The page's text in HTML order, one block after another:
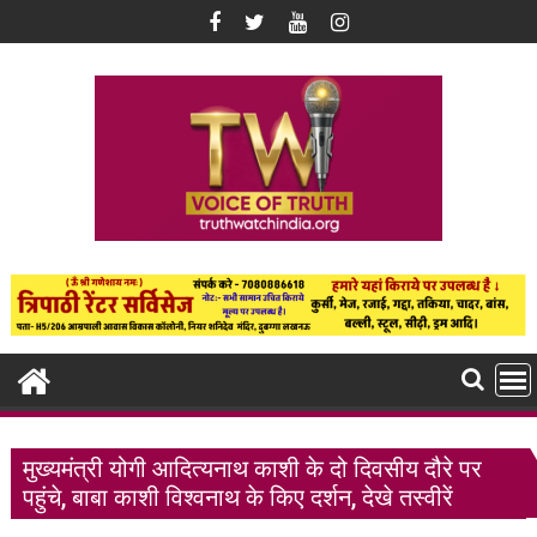
to
मुख्यमंत्री योगी आदित्यनाथ काशी के दो दिवसीय दौरे पर
पहुंचे, बाबा काशी विश्वनाथ के किए दर्शन, देखे तस्वीरें